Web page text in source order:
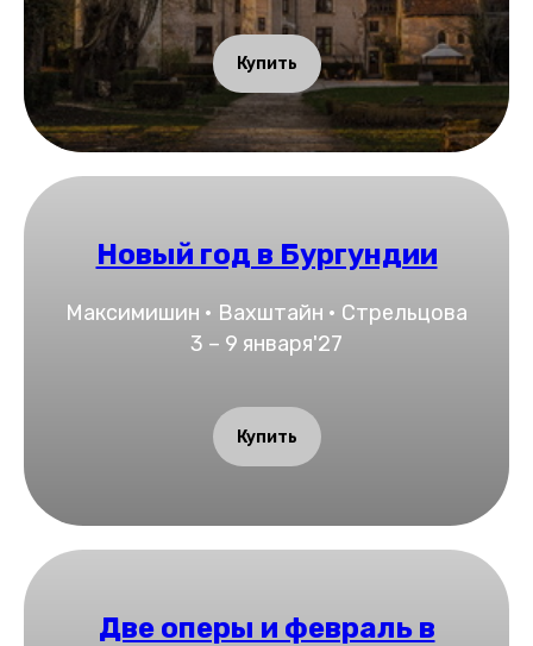
Купить
Новый год в Бургундии
Максимишин • Вахштайн • Стрельцова
3 – 9 января'27
Купить
Две оперы и февраль в